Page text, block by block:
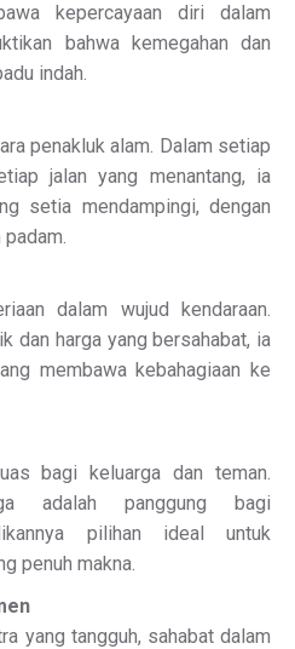
kepercayaan diri dalam
bahwa kemegahan dan
indah.
penakluk alam. Dalam setiap
jalan yang menantang, ia
setia mendampingi, dengan
dalam wujud kendaraan.
dan harga yang bersahabat, ia
membawa kebahagiaan ke
bagi keluarga dan teman.
adalah panggung bagi
pilihan ideal untuk
penuh makna.
yang tangguh, sahabat dalam